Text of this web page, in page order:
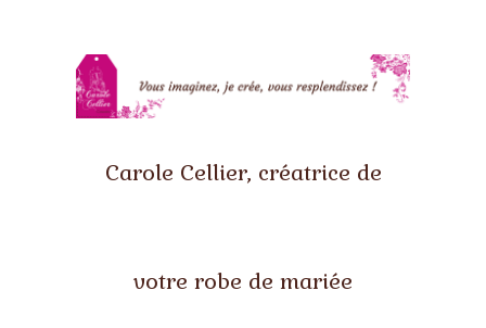
Carole Cellier, créatrice de
votre robe de mariée